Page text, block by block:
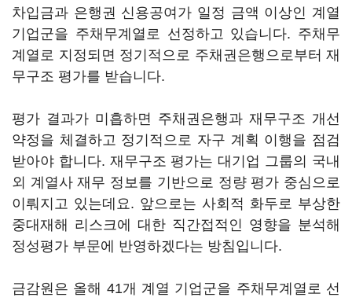
차입금과 은행권 신용공여가 일정 금액 이상인 계열
기업군을 주채무계열로 선정하고 있습니다. 주채무
계열로 지정되면 정기적으로 주채권은행으로부터 재
무구조 평가를 받습니다.
평가 결과가 미흡하면 주채권은행과 재무구조 개선
약정을 체결하고 정기적으로 자구 계획 이행을 점검
받아야 합니다. 재무구조 평가는 대기업 그룹의 국내
외 계열사 재무 정보를 기반으로 정량 평가 중심으로
이뤄지고 있는데요. 앞으로는 사회적 화두로 부상한
중대재해 리스크에 대한 직간접적인 영향을 분석해
정성평가 부문에 반영하겠다는 방침입니다.
금감원은 올해 41개 계열 기업군을 주채무계열로 선